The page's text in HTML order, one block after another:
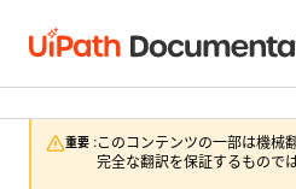
重要 :このコンテンツの一部は機械
完全な翻訳を保証するもので